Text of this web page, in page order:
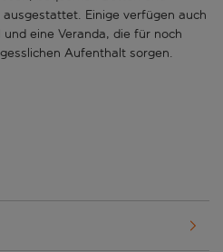
Einige verfügen auch
eine Veranda, die für noch
Aufenthalt sorgen.